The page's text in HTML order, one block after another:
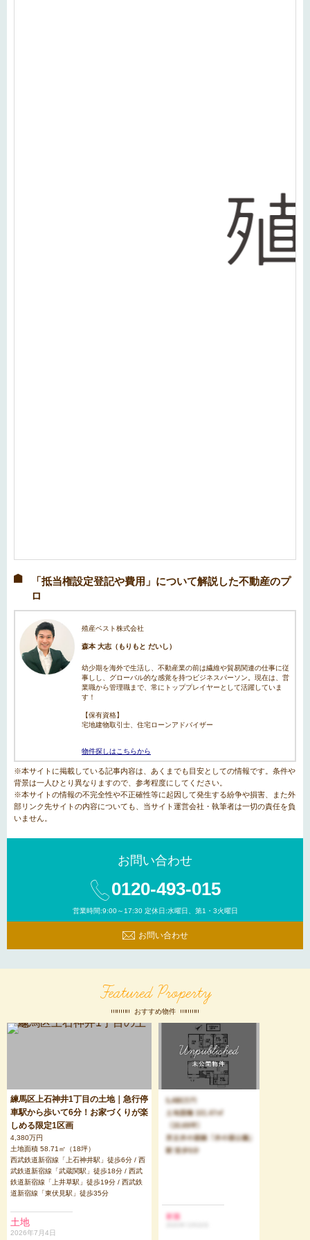
「抵当権設定登記や費用」について解説した不動産のプ
ロ
殖産ベスト株式会社
森本 大志（もりもと だいし）
幼少期を海外で生活し、不動産業の前は繊維や貿易関連の仕事に従
事しし、グローバル的な感覚を持つビジネスパーソン。現在は、営
業職から管理職まで、常にトッププレイヤーとして活躍していま
す！
【保有資格】
宅地建物取引士、住宅ローンアドバイザー
物件探しはこちらから
※本サイトに掲載している記事内容は、あくまでも目安としての情報です。条件や
背景は一人ひとり異なりますので、参考程度にしてください。
※本サイトの情報の不完全性や不正確性等に起因して発生する紛争や損害、また外
部リンク先サイトの内容についても、当サイト運営会社・執筆者は一切の責任を負
いません。
お問い合わせ
0120-493-015
営業時間:9:00～17:30 定休日:水曜日、第1・3火曜日
お問い合わせ
Featured Property
おすすめ物件
練馬区上石神井1丁目の土地｜急行停
車駅から歩いて6分！お家づくりが楽
しめる限定1区画
4,380万円
土地面積 58.71㎡（18坪）
西武鉄道新宿線「上石神井駅」徒歩6分 / 西
武鉄道新宿線「武蔵関駅」徒歩18分 / 西武
鉄道新宿線「上井草駅」徒歩19分 / 西武鉄
道新宿線「東伏見駅」徒歩35分
土地
2026年7月4日